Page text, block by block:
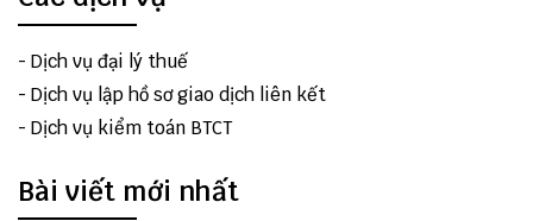
- Dịch vụ đại lý thuế
- Dịch vụ lập hồ sơ giao dịch liên kết
- Dịch vụ kiểm toán BTCT
Bài viết mới nhất